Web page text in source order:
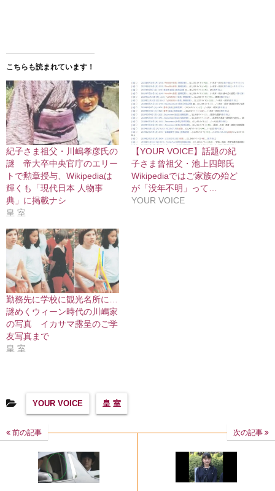
こちらも読まれています！
紀子さま祖父・川嶋孝彦氏の
謎 帝大卒中央官庁のエリー
トで勲章授与、Wikipediaは
輝くも「現代日本 人物事
典」に掲載ナシ
皇 室
【YOUR VOICE】話題の紀
子さま曾祖父・池上四郎氏
Wikipediaではご家族の殆ど
が「没年不明」って…
YOUR VOICE
勤務先に学校に観光名所に…
謎めくウィーン時代の川嶋家
の写真 イカサマ露呈のご学
友写真まで
皇 室
YOUR VOICE 皇 室
前の記事 次の記事